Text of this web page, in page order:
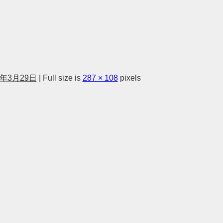
3月29日 Full size is 287 × 108pixels